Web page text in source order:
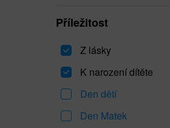
Příležitost
Z lásky
K narození dítěte
Den dětí
Den Matek